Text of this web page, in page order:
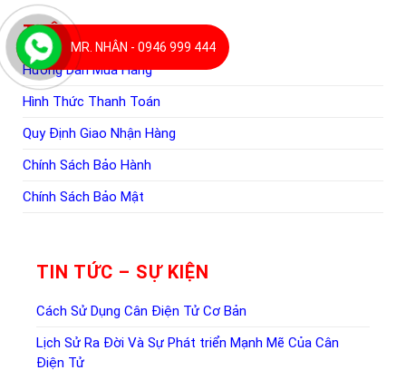
THÔNG TIN CHUNG
Hướng Dẫn Mua Hàng
Hình Thức Thanh Toán
Quy Định Giao Nhận Hàng
Chính Sách Bảo Hành
Chính Sách Bảo Mật
TIN TỨC – SỰ KIỆN
Cách Sử Dụng Cân Điện Tử Cơ Bản
Lịch Sử Ra Đời Và Sự Phát triển Mạnh Mẽ Của Cân
Điện Tử
MR. NHÂN - 0946 999 444